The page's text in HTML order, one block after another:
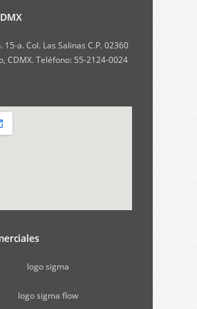
15-a. Col. Las Salinas C.P. 02360
CDMX. Teléfono: 55-2124-0024